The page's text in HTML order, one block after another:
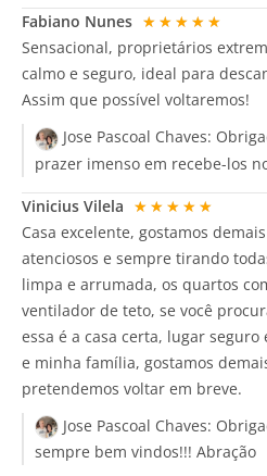
Fabiano Nunes ★★★★★
Sensacional, proprietários
calmo e seguro, ideal para
Assim que possível voltaremos!
Jose Pascoal Chaves:
prazer imenso em recebe-los
Vinicius Vilela ★★★★★
Casa excelente, gostamos
atenciosos e sempre tirando
limpa e arrumada, os quartos
ventilador de teto, se você
essa é a casa certa, lugar
e minha família, gostamos
pretendemos voltar em breve.
Jose Pascoal Chaves:
sempre bem vindos!!! Abração